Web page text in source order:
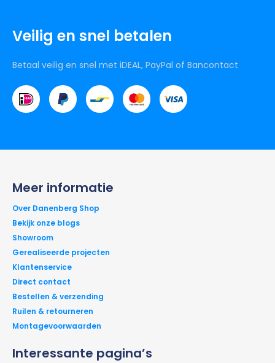
Veilig en snel betalen
Betaal veilig en snel met iDEAL, PayPal of Bancontact
Interessante pagina’s
Meer informatie
Over Danenberg Shop
Bekijk onze blogs
Showroom
Gerealiseerde projecten
Klantenservice
Direct contact
Bestellen & verzending
Ruilen & retourneren
Montagevoorwaarden